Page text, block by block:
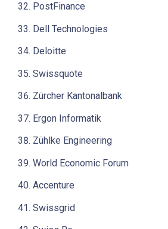
PostFinance
Dell Technologies
Deloitte
Swissquote
Zürcher Kantonalbank
Ergon Informatik
Zühlke Engineering
World Economic Forum
Accenture
Swissgrid